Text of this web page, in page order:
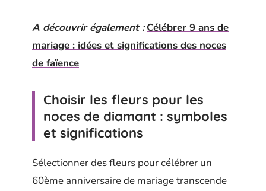
A découvrir également : Célébrer 9 ans de
mariage : idées et significations des noces
de faïence
Choisir les fleurs pour les
noces de diamant : symboles
et significations
Sélectionner des fleurs pour célébrer un
60ème anniversaire de mariage transcende